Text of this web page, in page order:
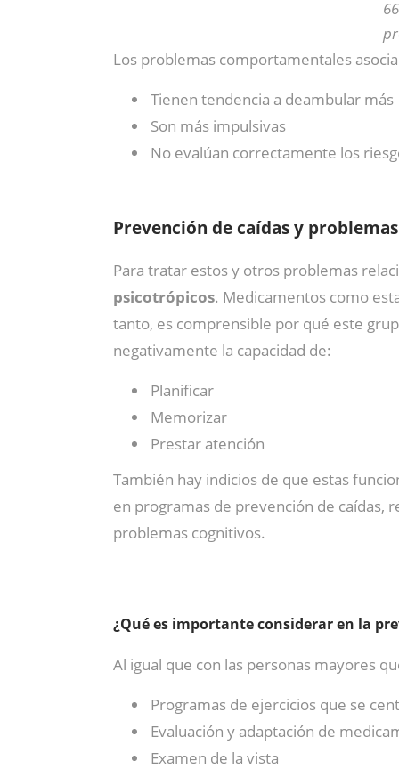
Los problemas comportamentales
Tienen tendencia a deambular más
Son más impulsivas
No evalúan correctamente los
Prevención de caídas y
Para tratar estos y otros problemas
psicotrópicos. Medicamentos como
tanto, es comprensible por qué este
negativamente la capacidad de:
Planificar
Memorizar
Prestar atención
También hay indicios de que estas
en programas de prevención de caídas,
problemas cognitivos.
¿Qué es importante considerar en la
Al igual que con las personas mayores
Programas de ejercicios que se
Evaluación y adaptación de
Examen de la vista